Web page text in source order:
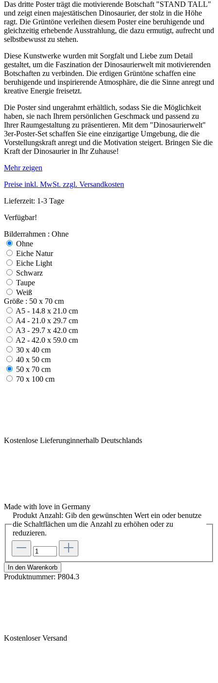
Das dritte Poster trägt die motivierende Botschaft "STAND TALL"
und zeigt einen majestätischen Dinosaurier, der stolz in die Höhe
ragt. Die Grüntöne verleihen diesem Poster eine beruhigende und
gleichzeitig erhebende Ausstrahlung, die dazu ermutigt, aufrecht und
selbstbewusst zu stehen.
Diese Kunstwerke wurden mit Sorgfalt und Liebe zum Detail
gestaltet, um die Faszination der Dinosaurierwelt mit motivierenden
Botschaften zu verbinden. Die erdigen Grüntöne schaffen eine
beruhigende und inspirierende Atmosphäre, die die Sinne anregt und
kreative Energie freisetzt.
Die Poster sind ungerahmt erhältlich, sodass Sie die Möglichkeit
haben, sie nach Ihrem persönlichen Geschmack und passend zu
Ihrer Raumgestaltung zu präsentieren. Mit dem "Dinosaurierwelt"
3er-Poster-Set schaffen Sie eine einzigartige Umgebung, die die
Vorstellungskraft anregt und die Motivation steigert. Bringen Sie die
Kraft der Dinosaurier in Ihr Zuhause!
Mehr zeigen
Preise inkl. MwSt. zzgl. Versandkosten
Lieferzeit: 1-3 Tage
Verfügbar!
Bilderrahmen : Ohne
Ohne
Eiche Natur
Eiche Light
Schwarz
Taupe
Weiß
Größe : 50 x 70 cm
A5 - 14.8 x 21.0 cm
A4 - 21.0 x 29.7 cm
A3 - 29.7 x 42.0 cm
A2 - 42.0 x 59.0 cm
30 x 40 cm
40 x 50 cm
50 x 70 cm
70 x 100 cm
Kostenlose Lieferunginnerhalb Deutschlands
Made with love in Germany
Produkt Anzahl: Gib den gewünschten Wert ein oder benutze
die Schaltflächen um die Anzahl zu erhöhen oder zu
reduzieren.
In den Warenkorb
Produktnummer: P804.3
Kostenloser Versand